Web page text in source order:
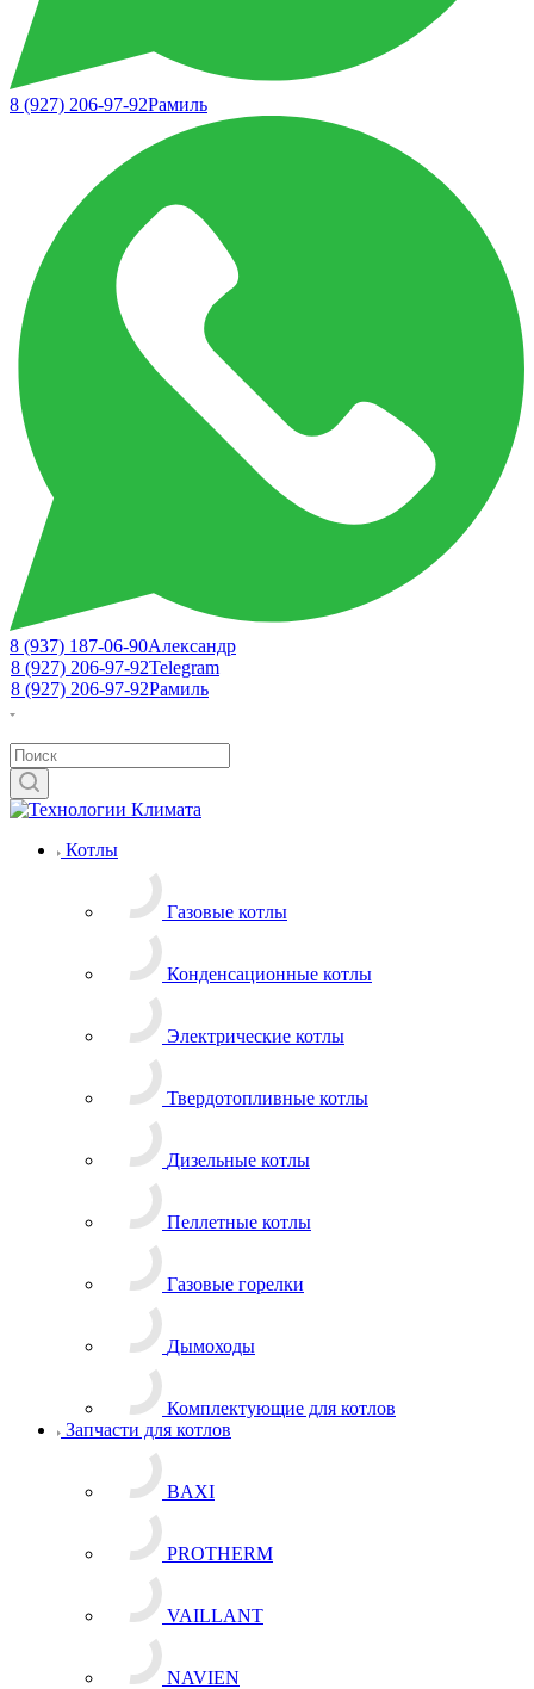
8 (927) 206-97-92Рамиль
8 (937) 187-06-90Александр
8 (927) 206-97-92Telegram
8 (927) 206-97-92Рамиль
Котлы
Газовые котлы
Конденсационные котлы
Электрические котлы
Твердотопливные котлы
Дизельные котлы
Пеллетные котлы
Газовые горелки
Дымоходы
Комплектующие для котлов
Запчасти для котлов
BAXI
PROTHERM
VAILLANT
NAVIEN